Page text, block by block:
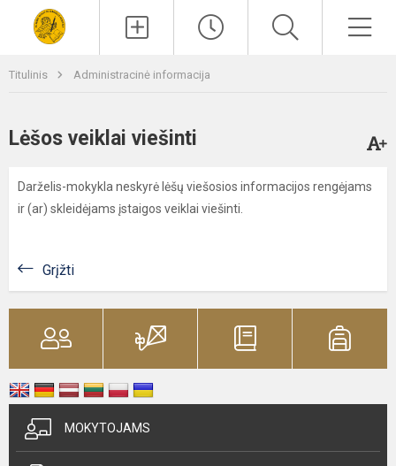
Titulinis Administracinė informacija
Lėšos veiklai viešinti
Darželis-mokykla neskyrė lėšų viešosios informacijos rengėjams
ir (ar) skleidėjams įstaigos veiklai viešinti.
Grįžti
MOKYTOJAMS